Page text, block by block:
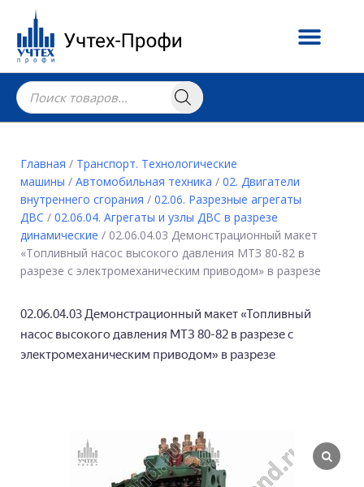
Главная / Транспорт. Технологические
машины / Автомобильная техника / 02. Двигатели
внутреннего сгорания / 02.06. Разрезные агрегаты
ДВС / 02.06.04. Агрегаты и узлы ДВС в разрезе
динамические / 02.06.04.03 Демонстрационный макет
«Топливный насос высокого давления МТЗ 80-82 в
разрезе с электромеханическим приводом» в разрезе
02.06.04.03 Демонстрационный макет «Топливный
насос высокого давления МТЗ 80-82 в разрезе с
электромеханическим приводом» в разрезе